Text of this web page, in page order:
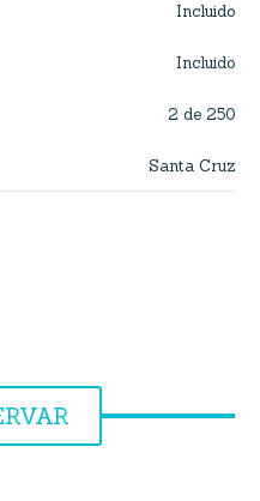
Incluido
Incluido
2 de 250
Santa Cruz